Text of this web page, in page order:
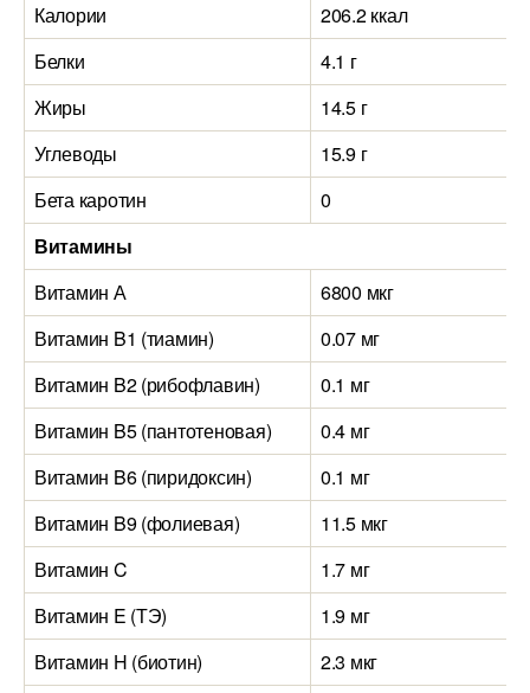
Калории
206.2 ккал
Белки
4.1 г
Жиры
14.5 г
Углеводы
15.9 г
Бета каротин
0
Витамины
Витамин А
6800 мкг
Витамин B1 (тиамин)
0.07 мг
Витамин B2 (рибофлавин)
0.1 мг
Витамин B5 (пантотеновая)
0.4 мг
Витамин B6 (пиридоксин)
0.1 мг
Витамин B9 (фолиевая)
11.5 мкг
Витамин C
1.7 мг
Витамин E (ТЭ)
1.9 мг
Витамин H (биотин)
2.3 мкг